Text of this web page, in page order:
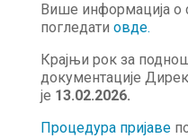
Више информација о
погледати овде.
Крајњи рок за
документације
је 13.02.2026.
Процедура пријаве